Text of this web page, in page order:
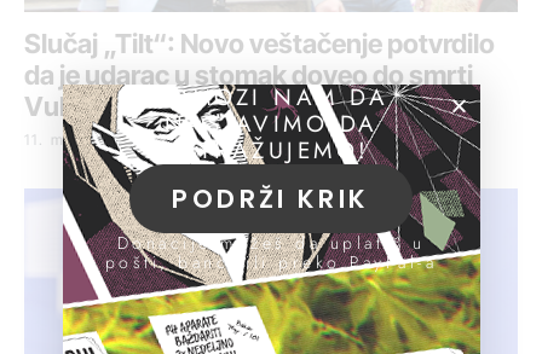
Slučaj „Tilt“: Novo veštačenje potvrdilo
da je udarac u stomak doveo do smrti
Vukića
11. mart 2021.
POMOZI NAM DA
NASTAVIMO DA
ISTRAŽUJEMO!
PODRŽI KRIK
Donacije možeš da uplatiš u
pošti, banci ili preko PayPal-a